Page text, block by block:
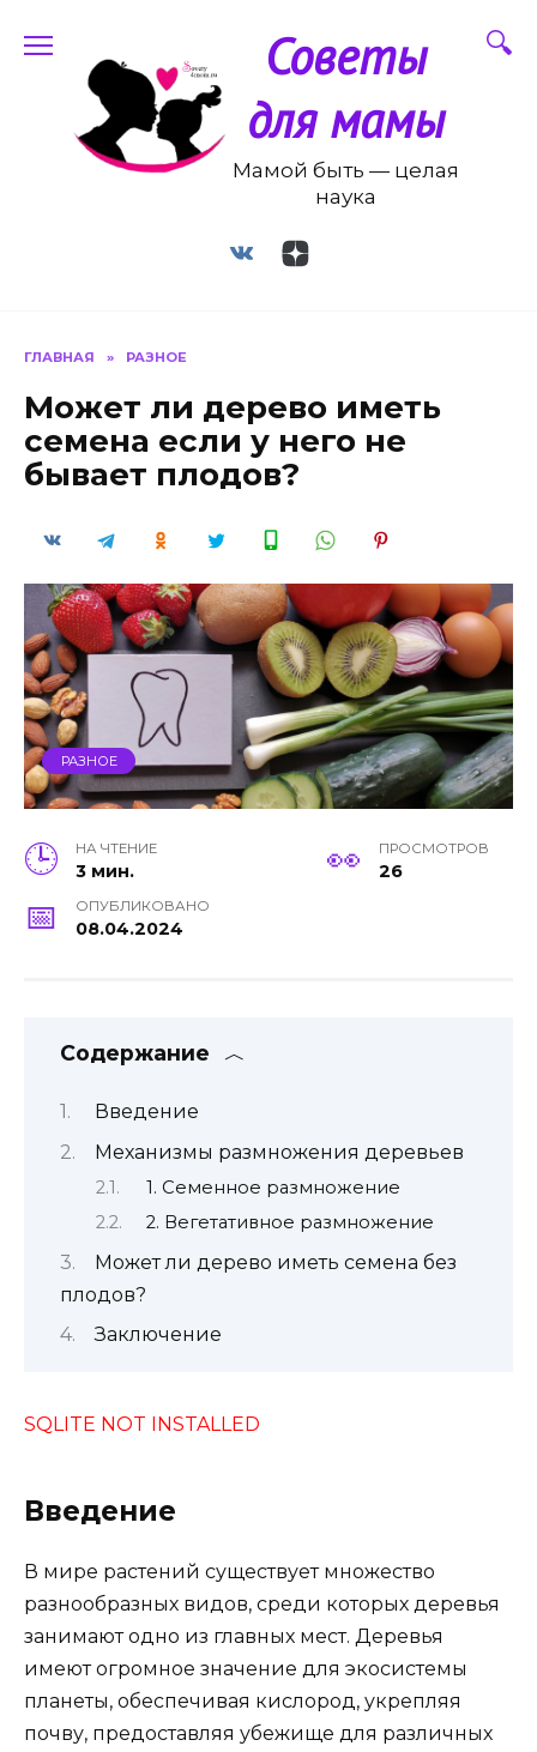
содержанию
Советы
для мамы
Мамой быть — целая
наука
ГЛАВНАЯ » РАЗНОЕ
Может ли дерево иметь
семена если у него не
бывает плодов?
РАЗНОЕ
НА ЧТЕНИЕ
3 мин.
ПРОСМОТРОВ
26
ОПУБЛИКОВАНО
08.04.2024
Содержание
Введение
Механизмы размножения деревьев
1. Семенное размножение
2. Вегетативное размножение
Может ли дерево иметь семена без
плодов?
Заключение
SQLITE NOT INSTALLED
Введение
В мире растений существует множество
разнообразных видов, среди которых деревья
занимают одно из главных мест. Деревья
имеют огромное значение для экосистемы
планеты, обеспечивая кислород, укрепляя
почву, предоставляя убежище для различных